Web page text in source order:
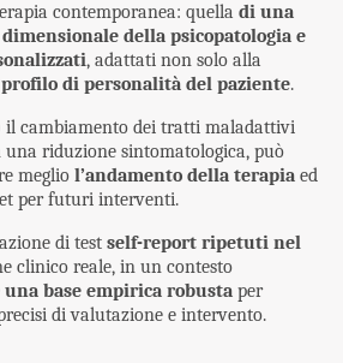
contemporanea: quella di una
della psicopatologia e
, adattati non solo alla
profilo di personalità del paziente.
il cambiamento dei tratti maladattivi
riduzione sintomatologica, può
meglio l’andamento della terapia ed
per futuri interventi.
di test self-report ripetuti nel
clinico reale, in un contesto
una base empirica robusta per
di valutazione e intervento.